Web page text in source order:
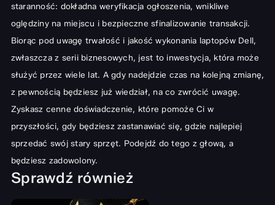
staranność: dokładna weryfikacja ogłoszenia, wnikliwe
oględziny na miejscu i bezpieczne sfinalizowanie transakcji.
Biorąc pod uwagę trwałość i jakość wykonania laptopów Dell,
zwłaszcza z serii biznesowych, jest to inwestycja, która może
służyć przez wiele lat. A gdy nadejdzie czas na kolejną zmianę,
z pewnością będziesz już wiedział, na co zwrócić uwagę.
Zyskasz cenne doświadczenie, które pomoże Ci w
przyszłości, gdy będziesz zastanawiać się,gdzie najlepiej
sprzedać swój stary sprzęt. Podejdź do tego z głową, a
będziesz zadowolony.
Sprawdź również